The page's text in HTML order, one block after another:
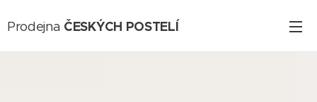
Prodejna ČESKÝCH POSTELÍ